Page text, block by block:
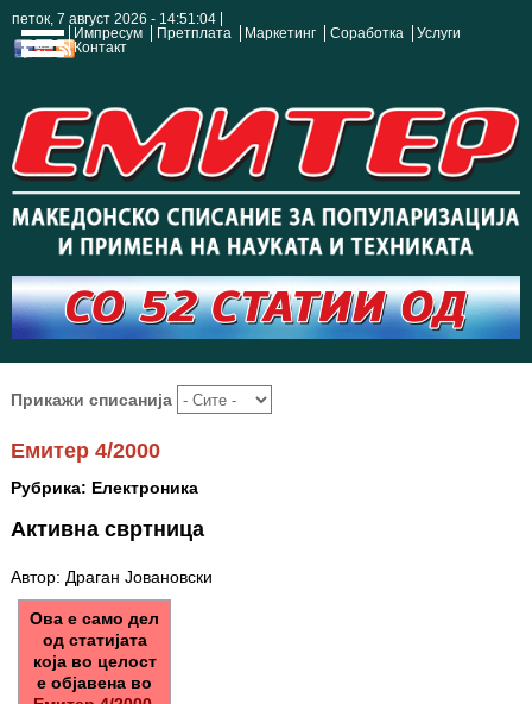
петок, 7 август 2026 - 14:51:05
Импресум
Претплата Маркетинг Соработка
Услуги
Контакт
Прикажи списанија
Емитер 4/2000
Рубрика: Електроника
Активна свртница
Автор: Драган Јовановски
Ова е само дел
од статијата
која во целост
е објавена во